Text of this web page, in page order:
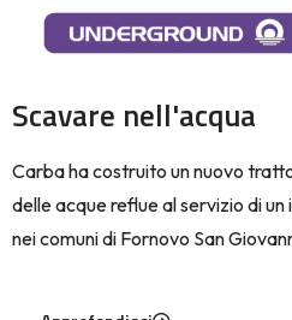
Scavare nell'acqua
Carba ha costruito un nuovo
delle acque reflue al servizio di
nei comuni di Fornovo San